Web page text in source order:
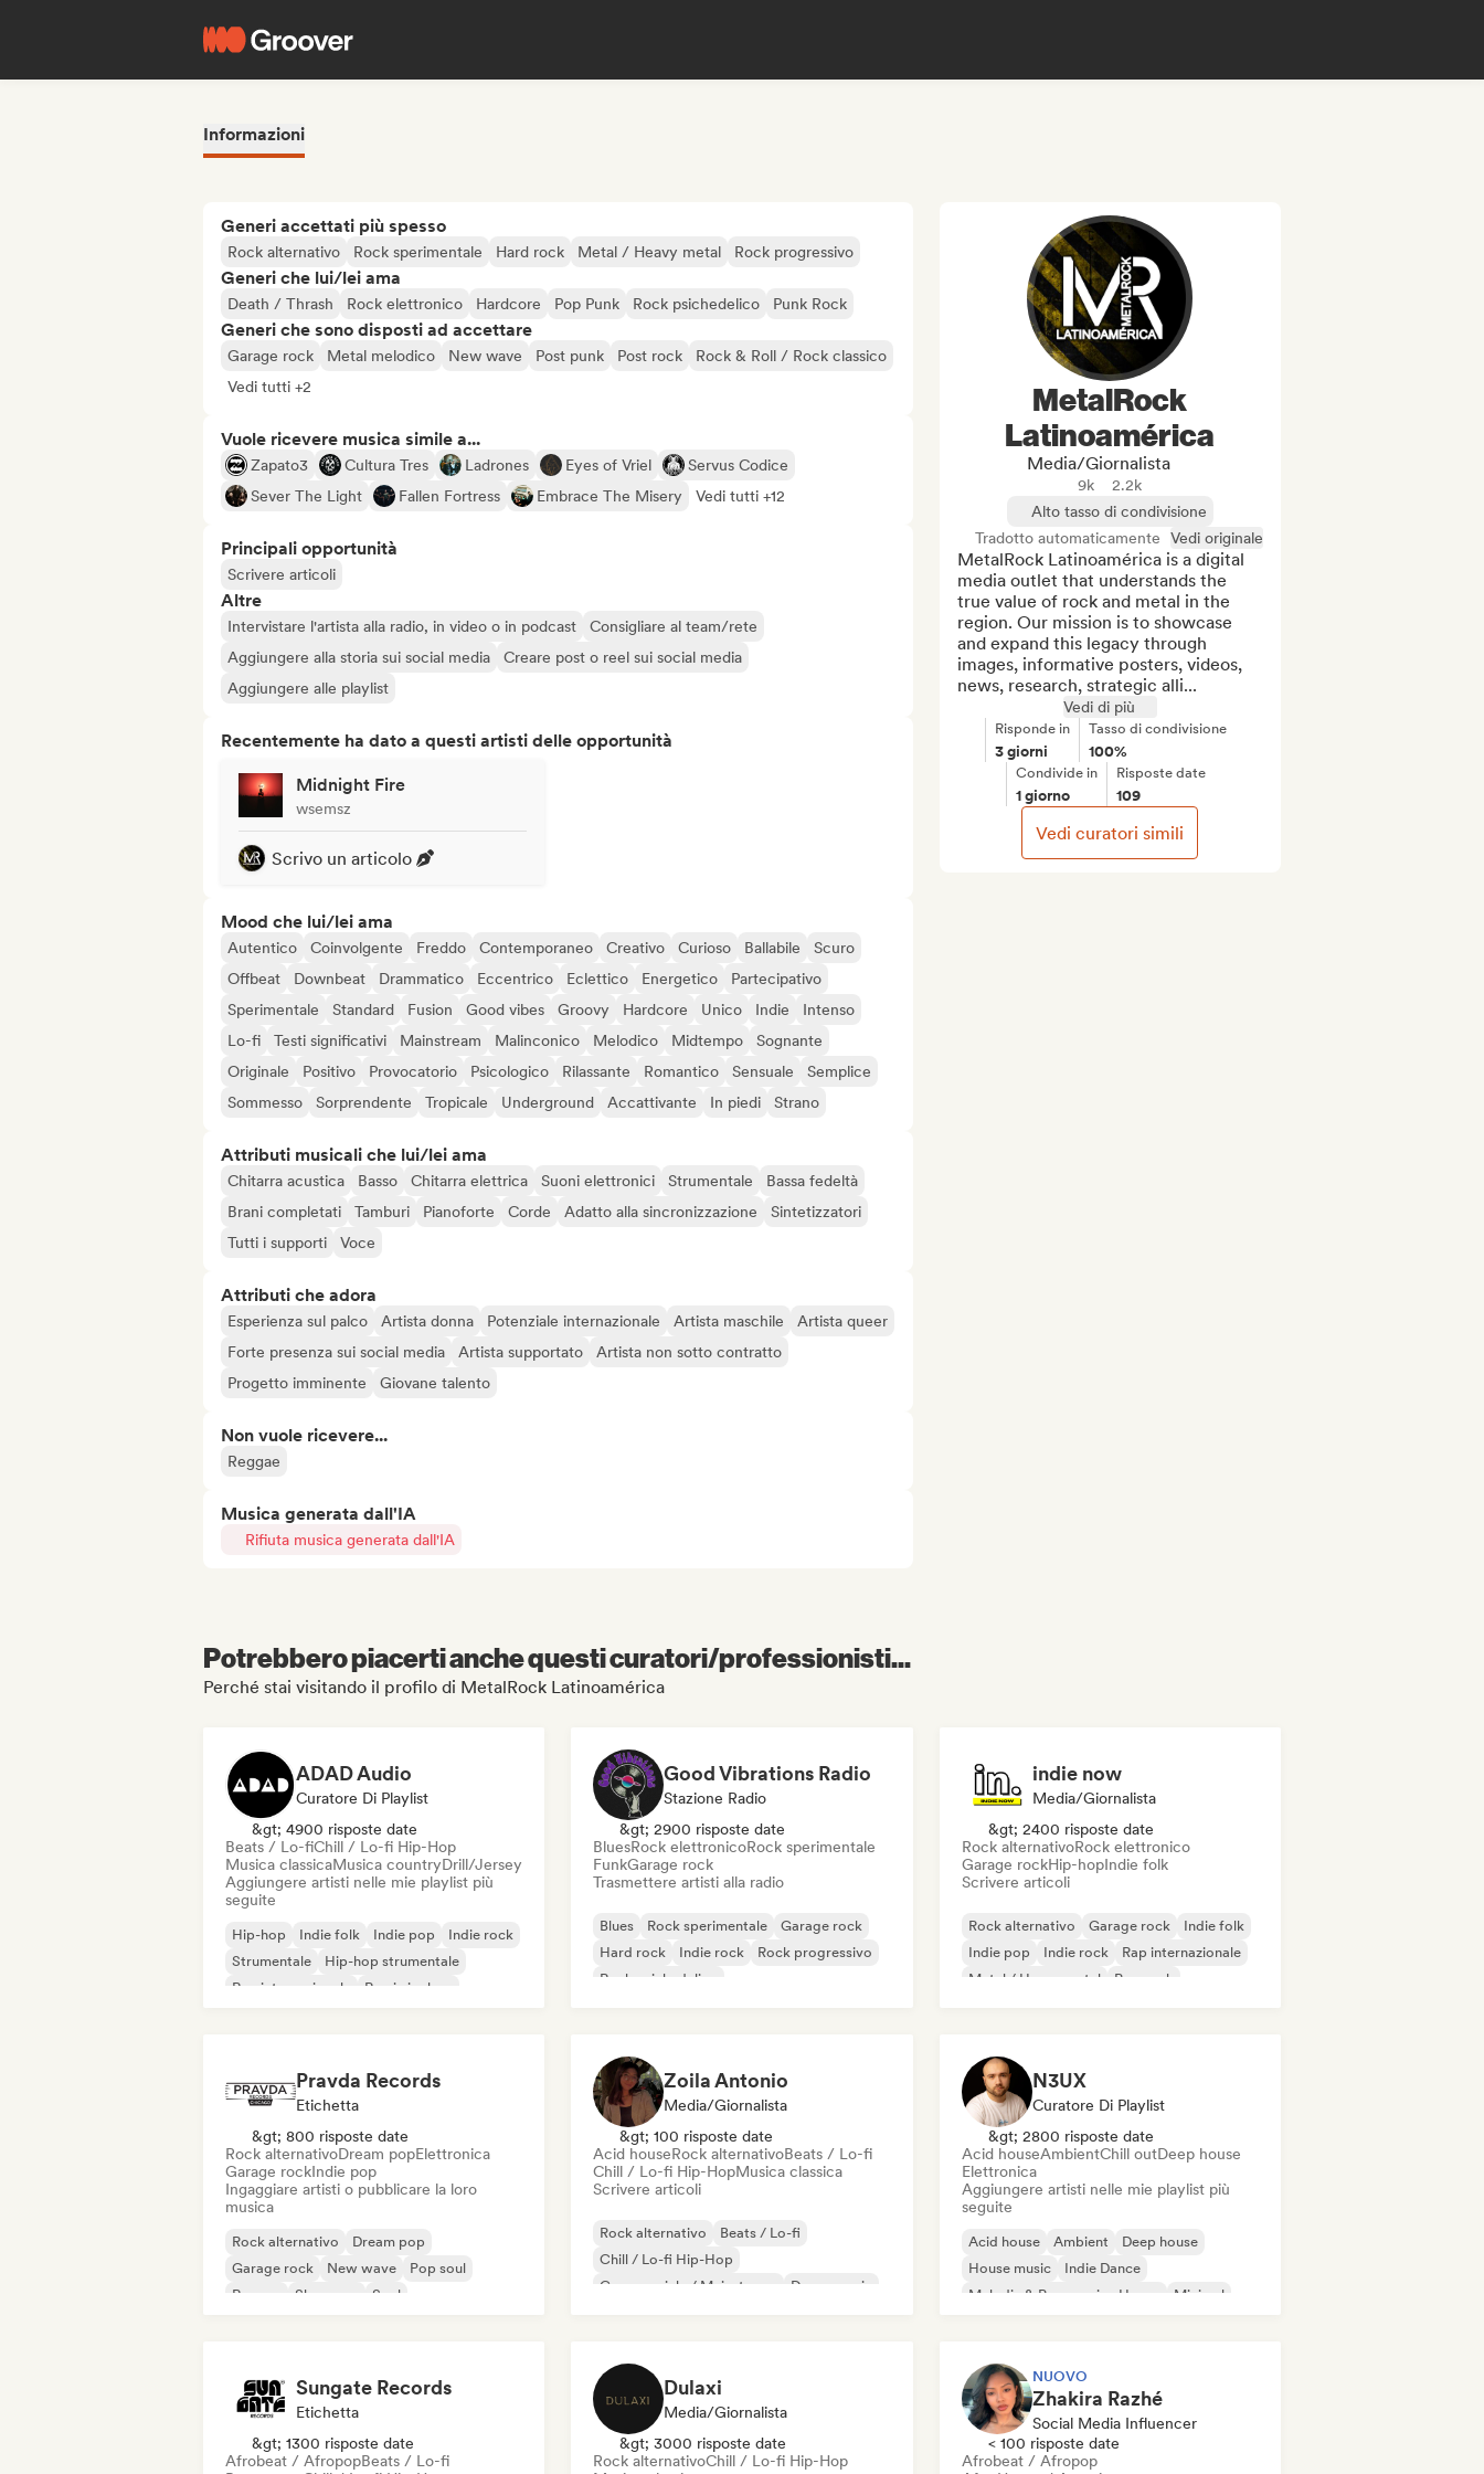
Informazioni
Generi accettati più spesso
Rock alternativo Rock sperimentale Hard rock Metal / Heavy metal Rock progressivo
Generi che lui/lei ama
Death / Thrash Rock elettronico Hardcore Pop Punk Rock psichedelico Punk Rock
Generi che sono disposti ad accettare
Garage rock Metal melodico New wave Post punk Post rock
Rock & Roll / Rock classico
Vedi tutti +2
Vuole ricevere musica simile a...
Zapato3 Cultura Tres Ladrones Eyes of Vriel
Servus Codice
Sever The Light
Fallen Fortress Embrace The Misery Vedi tutti +12
Principali opportunità
Scrivere articoli
Altre
Intervistare l'artista alla radio, in video o in podcast
Consigliare al team/rete
Aggiungere alla storia sui social media
Creare post o reel sui social media
Aggiungere alle playlist
Recentemente ha dato a questi artisti delle opportunità
Midnight Fire
wsemsz
Scrivo un articolo
Mood che lui/lei ama
Autentico Coinvolgente Freddo Contemporaneo Creativo Curioso Ballabile
Scuro
Offbeat
Downbeat Drammatico Eccentrico Eclettico Energetico
Partecipativo
Sperimentale
Standard Fusion Good vibes Groovy Hardcore Unico Indie
Intenso
Lo-fi
Testi significativi Mainstream Malinconico Melodico Midtempo
Sognante
Originale
Positivo Provocatorio Psicologico Rilassante Romantico Sensuale
Semplice
Sommesso
Sorprendente Tropicale Underground Accattivante In piedi Strano
Attributi musicali che lui/lei ama
Chitarra acustica Basso Chitarra elettrica Suoni elettronici Strumentale
Bassa fedeltà
Brani completati
Tamburi Pianoforte Corde Adatto alla sincronizzazione
Sintetizzatori
Tutti i supporti
Voce
Attributi che adora
Esperienza sul palco Artista donna Potenziale internazionale Artista maschile
Artista queer
Forte presenza sui social media
Artista supportato
Artista non sotto contratto
Progetto imminente
Giovane talento
Non vuole ricevere...
Reggae
Musica generata dall'IA
Rifiuta musica generata dall'IA
MetalRock
Latinoamérica
Media/Giornalista
9k
2.2k
Alto tasso di condivisione
Tradotto automaticamente
Vedi originale
MetalRock Latinoamérica is a digital
media outlet that understands the
true value of rock and metal in the
region. Our mission is to showcase
and expand this legacy through
images, informative posters, videos,
news, research, strategic alli...
Vedi di più
Risponde in
3 giorni
Tasso di condivisione
100%
Condivide in
1 giorno
Risposte date
109
Vedi curatori simili
Potrebbero piacerti anche questi curatori/professionisti...
Perché stai visitando il profilo di MetalRock Latinoamérica
ADAD Audio
Curatore Di Playlist
&gt; 4900 risposte date
Beats / Lo-fiChill / Lo-fi Hip-Hop
Musica classicaMusica countryDrill/Jersey
Aggiungere artisti nelle mie playlist più
seguite
Hip-hop Indie folk Indie pop
Indie rock
Strumentale
Hip-hop strumentale
Rap internazionale
Rap in inglese
Good Vibrations Radio
Stazione Radio
&gt; 2900 risposte date
BluesRock elettronicoRock sperimentale
FunkGarage rock
Trasmettere artisti alla radio
Blues Rock sperimentale
Garage rock
Hard rock
Indie rock
Rock progressivo
Rock psichedelico
indie now
Media/Giornalista
&gt; 2400 risposte date
Rock alternativoRock elettronico
Garage rockHip-hopIndie folk
Scrivere articoli
Rock alternativo Garage rock
Indie folk
Indie pop
Indie rock
Rap internazionale
Metal / Heavy metal
Pop rock
Pravda Records
Etichetta
&gt; 800 risposte date
Rock alternativoDream popElettronica
Garage rockIndie pop
Ingaggiare artisti o pubblicare la loro
musica
Rock alternativo
Dream pop
Garage rock
New wave
Pop soul
Reggae
Shoegaze Soul
Zoila Antonio
Media/Giornalista
&gt; 100 risposte date
Acid houseRock alternativoBeats / Lo-fi
Chill / Lo-fi Hip-HopMusica classica
Scrivere articoli
Rock alternativo
Beats / Lo-fi
Chill / Lo-fi Hip-Hop
Commerciale / Mainstream
Dance music
N3UX
Curatore Di Playlist
&gt; 2800 risposte date
Acid houseAmbientChill outDeep house
Elettronica
Aggiungere artisti nelle mie playlist più
seguite
Acid house Ambient
Deep house
House music
Indie Dance
Melodic & Progressive House
Minimal
Sungate Records
Etichetta
&gt; 1300 risposte date
Afrobeat / AfropopBeats / Lo-fi
Dulaxi
Media/Giornalista
&gt; 3000 risposte date
Rock alternativoChill / Lo-fi Hip-Hop
NUOVO
Zhakira Razhé
Social Media Influencer
< 100 risposte date
Afrobeat / Afropop